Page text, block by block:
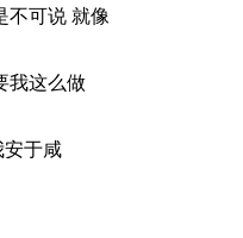
不可说 就像
我这么做
安于咸